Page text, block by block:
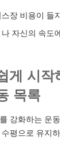
스장 비용이 들
나 자신의 속도
게 시작
목록
강화하는 운
평으로 유지